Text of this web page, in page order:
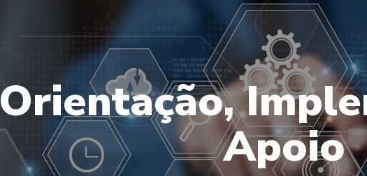
Orientação,
Apoio